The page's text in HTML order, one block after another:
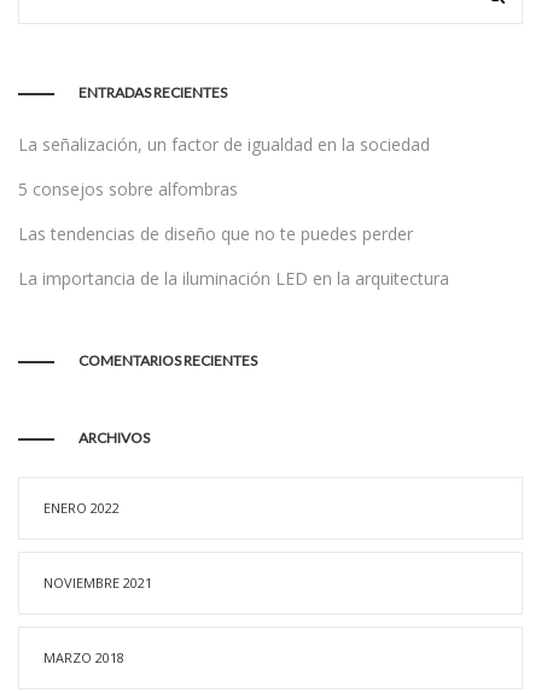
ENTRADAS RECIENTES
La señalización, un factor de igualdad en la sociedad
5 consejos sobre alfombras
Las tendencias de diseño que no te puedes perder
La importancia de la iluminación LED en la arquitectura
COMENTARIOS RECIENTES
ARCHIVOS
ENERO 2022
NOVIEMBRE 2021
MARZO 2018